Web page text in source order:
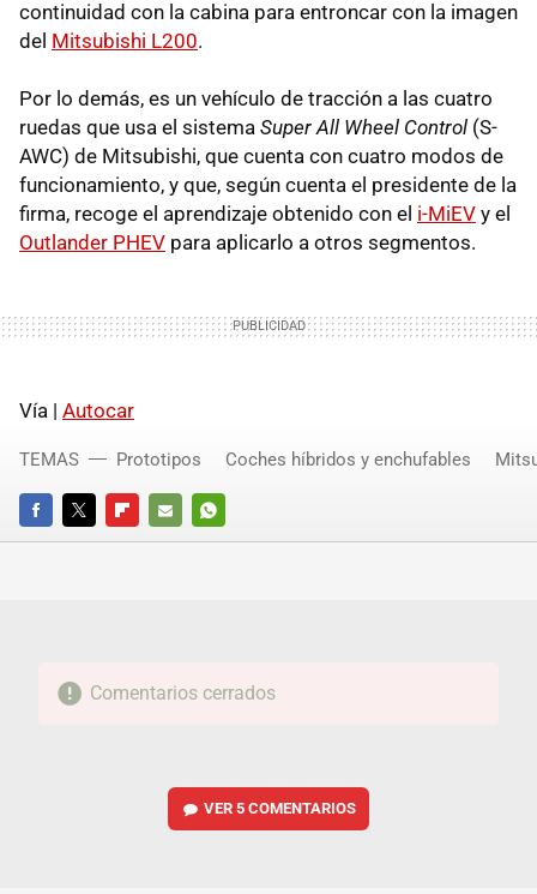
continuidad con la cabina para entroncar con la imagen
del Mitsubishi L200.
Por lo demás, es un vehículo de tracción a las cuatro
ruedas que usa el sistema Super All Wheel Control (S-
AWC) de Mitsubishi, que cuenta con cuatro modos de
funcionamiento, y que, según cuenta el presidente de la
firma, recoge el aprendizaje obtenido con el i-MiEV y el
Outlander PHEV para aplicarlo a otros segmentos.
Vía | Autocar
FACEBOOKTWITTERFLIPBOARD
E-
WHATSAPP
TEMAS Prototipos Coches híbridos y enchufables
Comentarios cerrados
VER5 COMENTARIOS